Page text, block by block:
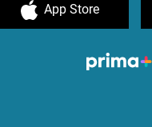
App Store